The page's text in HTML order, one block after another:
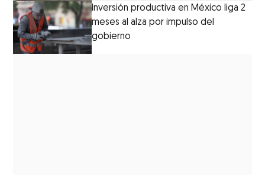
Inversión productiva en México liga 2
meses al alza por impulso del
gobierno